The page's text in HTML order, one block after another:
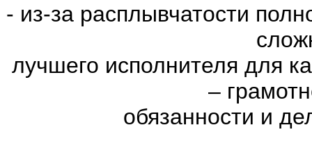
- из-за расплывчатости
лучшего исполнителя для
–
обязанности и